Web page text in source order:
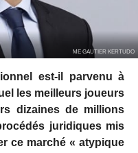
ME GAUTIER KERTUDO
est-il parvenu à
les meilleurs joueurs
dizaines de millions
juridiques mis
ce marché « atypique